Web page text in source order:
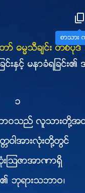
စာသား
ဓမၼသီခ်င္း တစ္ပုဒ္
ႏွင့္ မနာခံရျခင္း၏
၁
ာဝသည္ လူသားတို႔အ
အားလုံးတို႔တြင္
ၾသဇာအာဏာရွိ
ဘုရားသဘာဝ၊